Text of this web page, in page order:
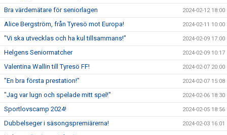
Bra värdemätare för seniorlagen 2024-02-12 18:00
Alice Bergström, från Tyresö mot Europa! 2024-02-11 10:00
"Vi ska utvecklas och ha kul tillsammans!" 2024-02-09 17:00
Helgens Seniormatcher 2024-02-09 10:17
Valentina Wallin till Tyresö FF! 2024-02-07 20:00
"En bra första prestation!" 2024-02-07 15:08
"Jag var lugn och spelade mitt spel!" 2024-02-06 18:30
Sportlovscamp 2024! 2024-02-05 18:56
Dubbelseger i säsongspremiärerna! 2024-02-03 16:01